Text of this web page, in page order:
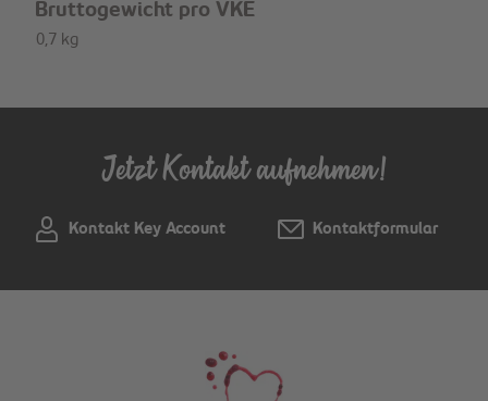
Bruttogewicht pro VKE
0,7 kg
Jetzt Kontakt aufnehmen!
Kontakt Key Account Kontaktformular